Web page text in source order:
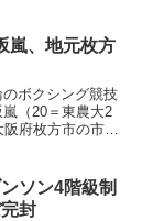
倒。７回終了後
を...
嵐、地元枚方
ボクシング競技
（20＝東農大2
府枚方市の市民
上選手。空手も
ソン4階級制
封